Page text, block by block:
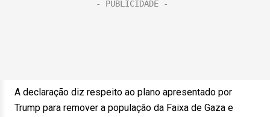
A declaração diz respeito ao plano apresentado por
Trump para remover a população da Faixa de Gaza e